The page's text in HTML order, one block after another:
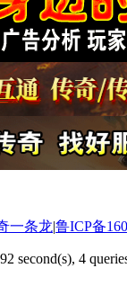
一条龙|鲁ICP备
second(s), 4